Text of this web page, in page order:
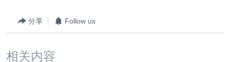
分享 Follow us
相关内容